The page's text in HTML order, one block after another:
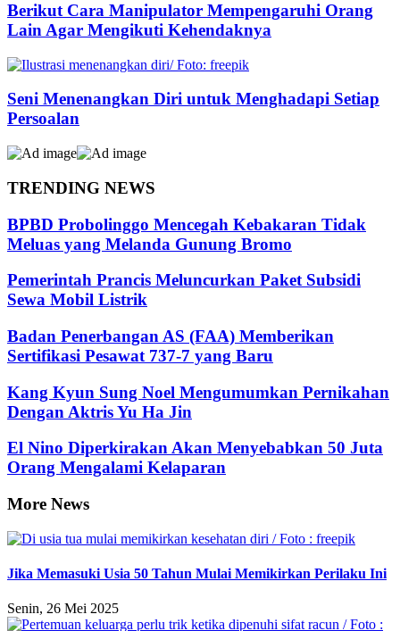
Berikut Cara Manipulator Mempengaruhi Orang
Lain Agar Mengikuti Kehendaknya
Seni Menenangkan Diri untuk Menghadapi Setiap
Persoalan
TRENDING NEWS
BPBD Probolinggo Mencegah Kebakaran Tidak
Meluas yang Melanda Gunung Bromo
Pemerintah Prancis Meluncurkan Paket Subsidi
Sewa Mobil Listrik
Badan Penerbangan AS (FAA) Memberikan
Sertifikasi Pesawat 737-7 yang Baru
Kang Kyun Sung Noel Mengumumkan Pernikahan
Dengan Aktris Yu Ha Jin
El Nino Diperkirakan Akan Menyebabkan 50 Juta
Orang Mengalami Kelaparan
More News
Jika Memasuki Usia 50 Tahun Mulai Memikirkan Perilaku Ini
Senin, 26 Mei 2025